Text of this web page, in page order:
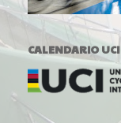
CALENDARIO UCI